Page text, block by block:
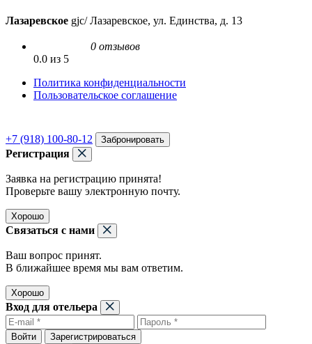
Лазаревское gjc/ Лазаревское, ул. Единства, д. 13
0 отзывов
0.0 из 5
Политика конфиденциальности
Пользовательское соглашение
+7 (918) 100-80-12 Забронировать
Регистрация
Заявка на регистрацию принята!
Проверьте вашу электронную почту.
Хорошо
Связаться с нами
Ваш вопрос принят.
В ближайшее время мы вам ответим.
Хорошо
Вход для отельера
Войти Зарегистрироваться